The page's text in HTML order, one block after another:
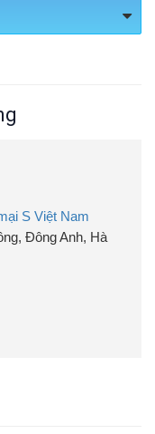
môi trường vô
S Việt Nam
Đông Anh, Hà